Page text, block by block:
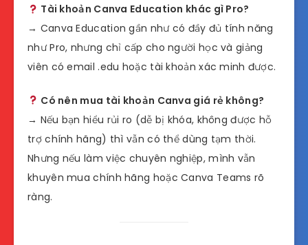
Tài khoản Canva Education khác gì Pro?
→ Canva Education gần như có đầy đủ tính năng
như Pro, nhưng chỉ cấp cho người học và giảng
viên có email .edu hoặc tài khoản xác minh được.
Có nên mua tài khoản Canva giá rẻ không?
→ Nếu bạn hiểu rủi ro (dễ bị khóa, không được hỗ
trợ chính hãng) thì vẫn có thể dùng tạm thời.
Nhưng nếu làm việc chuyên nghiệp, mình vẫn
khuyên mua chính hãng hoặc Canva Teams rõ
ràng.